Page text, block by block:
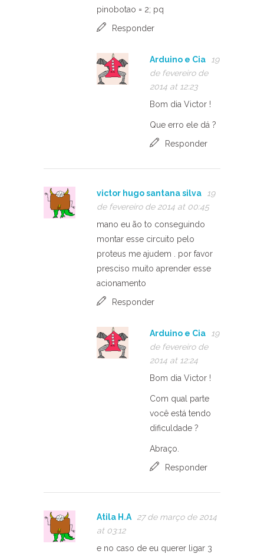
pinobotao = 2; pq
Responder
Arduino e Cia
19
de fevereiro de
2014 at 12:23
Bom dia Victor !
Que erro ele dá ?
Responder
victor hugo santana silva
19
de fevereiro de 2014 at 00:45
mano eu ão to conseguindo
montar esse circuito pelo
proteus me ajudem . por favor
presciso muito aprender esse
acionamento
Responder
Arduino e Cia
19
de fevereiro de
2014 at 12:24
Bom dia Victor !
Com qual parte
você está tendo
dificuldade ?
Abraço.
Responder
Atila H.A
27 de março de 2014
at 03:12
e no caso de eu querer ligar 3